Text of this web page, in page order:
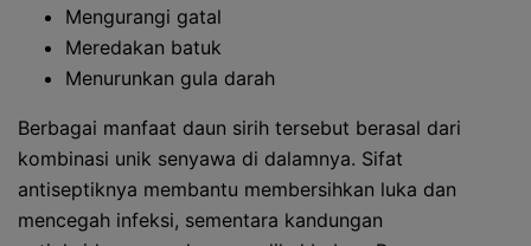
Mengurangi gatal
Meredakan batuk
Menurunkan gula darah
Berbagai manfaat daun sirih tersebut berasal dari
kombinasi unik senyawa di dalamnya. Sifat
antiseptiknya membantu membersihkan luka dan
mencegah infeksi, sementara kandungan